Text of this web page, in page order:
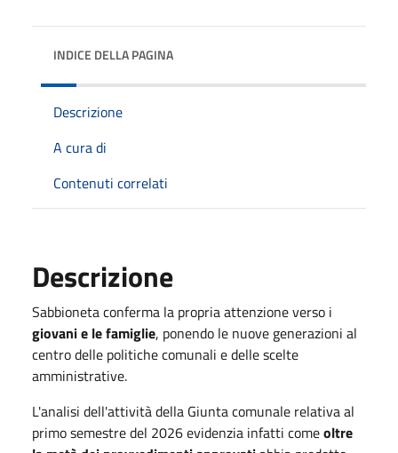
INDICE DELLA PAGINA
Descrizione
A cura di
Contenuti correlati
Descrizione
Sabbioneta conferma la propria attenzione verso i
giovani e le famiglie, ponendo le nuove generazioni al
centro delle politiche comunali e delle scelte
amministrative.
L'analisi dell'attività della Giunta comunale relativa al
primo semestre del 2026 evidenzia infatti comeoltre